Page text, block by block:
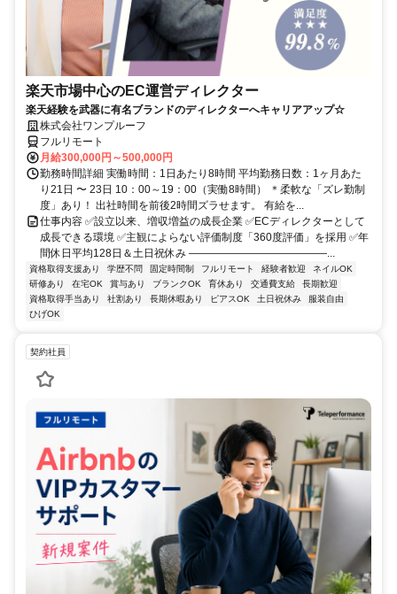
楽天市場中心のEC運営ディレクター
楽天経験を武器に有名ブランドのディレクターへキャリアアップ☆
株式会社ワンプルーフ
フルリモート
月給300,000円～500,000円
勤務時間詳細 実働時間：1日あたり8時間 平均勤務日数：1ヶ月あた
り21日 〜 23日 10：00～19：00（実働8時間） ＊柔軟な「ズレ勤制
度」あり！ 出社時間を前後2時間ズラせます。 有給を...
仕事内容 ✅設立以来、増収増益の成長企業 ✅ECディレクターとして
成長できる環境 ✅主観によらない評価制度「360度評価」を採用 ✅年
間休日平均128日＆土日祝休み ―――――――――――――...
資格取得支援あり 学歴不問 固定時間制 フルリモート 経験者歓迎
ネイルOK
研修あり
在宅OK 賞与あり ブランクOK 育休あり 交通費支給
長期歓迎
資格取得手当あり
社割あり 長期休暇あり ピアスOK 土日祝休み
服装自由
ひげOK
契約社員